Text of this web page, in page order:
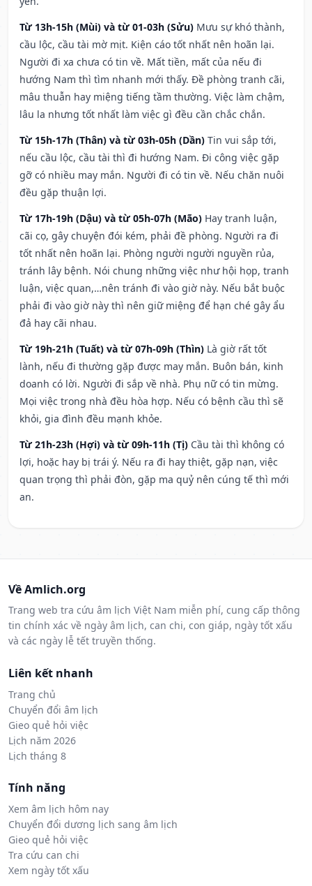
Từ 13h-15h (Mùi) và từ 01-03h (Sửu) Mưu sự khó thành,
cầu lộc, cầu tài mờ mịt. Kiện cáo tốt nhất nên hoãn lại.
Người đi xa chưa có tin về. Mất tiền, mất của nếu đi
hướng Nam thì tìm nhanh mới thấy. Đề phòng tranh cãi,
mâu thuẫn hay miệng tiếng tầm thường. Việc làm chậm,
lâu la nhưng tốt nhất làm việc gì đều cần chắc chắn.
Từ 15h-17h (Thân) và từ 03h-05h (Dần) Tin vui sắp tới,
nếu cầu lộc, cầu tài thì đi hướng Nam. Đi công việc gặp
gỡ có nhiều may mắn. Người đi có tin về. Nếu chăn nuôi
đều gặp thuận lợi.
Từ 17h-19h (Dậu) và từ 05h-07h (Mão) Hay tranh luận,
cãi cọ, gây chuyện đói kém, phải đề phòng. Người ra đi
tốt nhất nên hoãn lại. Phòng người người nguyền rủa,
tránh lây bệnh. Nói chung những việc như hội họp, tranh
luận, việc quan,…nên tránh đi vào giờ này. Nếu bắt buộc
phải đi vào giờ này thì nên giữ miệng để hạn ché gây ẩu
đả hay cãi nhau.
Từ 19h-21h (Tuất) và từ 07h-09h (Thìn) Là giờ rất tốt
lành, nếu đi thường gặp được may mắn. Buôn bán, kinh
doanh có lời. Người đi sắp về nhà. Phụ nữ có tin mừng.
Mọi việc trong nhà đều hòa hợp. Nếu có bệnh cầu thì sẽ
khỏi, gia đình đều mạnh khỏe.
Từ 21h-23h (Hợi) và từ 09h-11h (Tị) Cầu tài thì không có
lợi, hoặc hay bị trái ý. Nếu ra đi hay thiệt, gặp nạn, việc
quan trọng thì phải đòn, gặp ma quỷ nên cúng tế thì mới
an.
Về Amlich.org
Trang web tra cứu âm lịch Việt Nam miễn phí, cung cấp thông
tin chính xác về ngày âm lịch, can chi, con giáp, ngày tốt xấu
và các ngày lễ tết truyền thống.
Liên kết nhanh
Trang chủ
Chuyển đổi âm lịch
Gieo quẻ hỏi việc
Lịch năm 2026
Lịch tháng 8
Tính năng
Xem âm lịch hôm nay
Chuyển đổi dương lịch sang âm lịch
Gieo quẻ hỏi việc
Tra cứu can chi
Xem ngày tốt xấu